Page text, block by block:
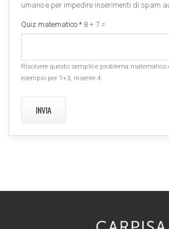
umano e per impedire
Quiz matematico * 8 + 7 =
Risolvere questo semplice problema matematico
esempio per 1+3, inserire 4.